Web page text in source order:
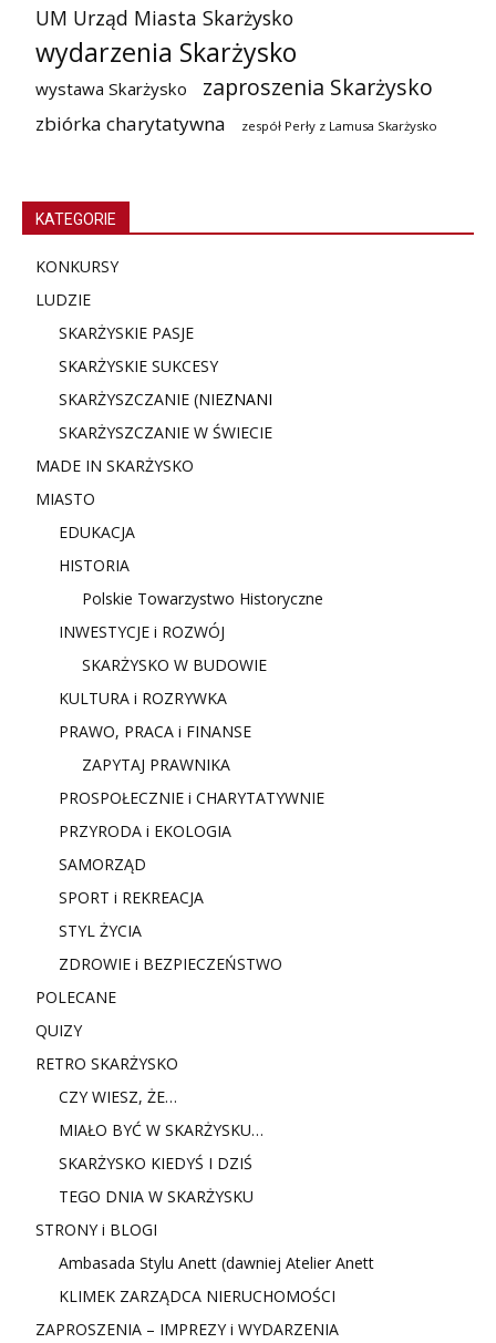
UM Urząd Miasta Skarżysko
wydarzenia Skarżysko
wystawa Skarżysko zaproszenia Skarżysko
zbiórka charytatywna zespół Perły z Lamusa Skarżysko
KATEGORIE
KONKURSY
LUDZIE
SKARŻYSKIE PASJE
SKARŻYSKIE SUKCESY
SKARŻYSZCZANIE (NIEZNANI
SKARŻYSZCZANIE W ŚWIECIE
MADE IN SKARŻYSKO
MIASTO
EDUKACJA
HISTORIA
Polskie Towarzystwo Historyczne
INWESTYCJE i ROZWÓJ
SKARŻYSKO W BUDOWIE
KULTURA i ROZRYWKA
PRAWO, PRACA i FINANSE
ZAPYTAJ PRAWNIKA
PROSPOŁECZNIE i CHARYTATYWNIE
PRZYRODA i EKOLOGIA
SAMORZĄD
SPORT i REKREACJA
STYL ŻYCIA
ZDROWIE i BEZPIECZEŃSTWO
POLECANE
QUIZY
RETRO SKARŻYSKO
CZY WIESZ, ŻE…
MIAŁO BYĆ W SKARŻYSKU…
SKARŻYSKO KIEDYŚ I DZIŚ
TEGO DNIA W SKARŻYSKU
STRONY i BLOGI
Ambasada Stylu Anett (dawniej Atelier Anett
KLIMEK ZARZĄDCA NIERUCHOMOŚCI
ZAPROSZENIA – IMPREZY i WYDARZENIA